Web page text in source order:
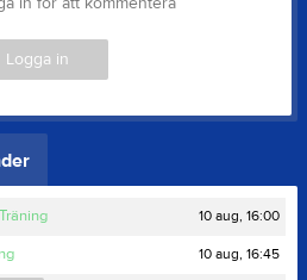
Logga in
Träning 10 aug, 16:00
10 aug, 16:45